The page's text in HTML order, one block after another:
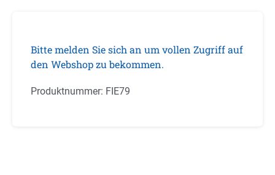
Bitte melden Sie sich an um vollen Zugriff auf
den Webshop zu bekommen.
Produktnummer: FIE79